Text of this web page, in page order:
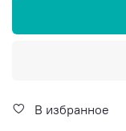
В избранное